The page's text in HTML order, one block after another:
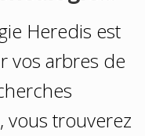
Heredis est
vos arbres de
vous trouverez